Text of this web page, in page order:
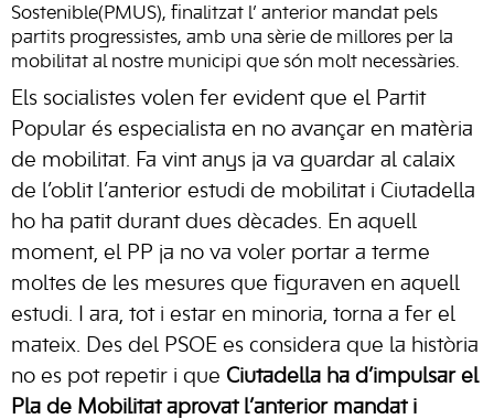
Sostenible(PMUS), finalitzat l’ anterior mandat pels
partits progressistes, amb una sèrie de millores per la
mobilitat al nostre municipi que són molt necessàries.
Els socialistes volen fer evident que el Partit
Popular és especialista en no avançar en matèria
de mobilitat. Fa vint anys ja va guardar al calaix
de l’oblit l’anterior estudi de mobilitat i Ciutadella
ho ha patit durant dues dècades. En aquell
moment, el PP ja no va voler portar a terme
moltes de les mesures que figuraven en aquell
estudi. I ara, tot i estar en minoria, torna a fer el
mateix. Des del PSOE es considera que la història
no es pot repetir i que Ciutadella ha d’impulsar el
Pla de Mobilitat aprovat l’anterior mandat i